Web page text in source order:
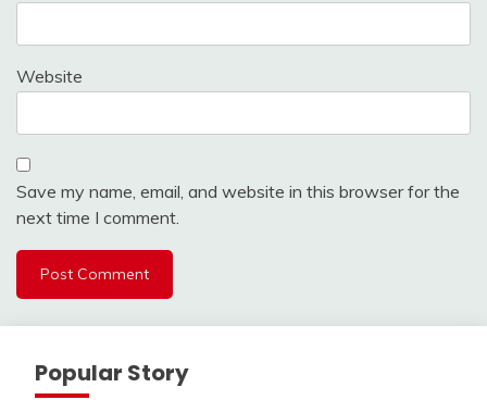
Website
Save my name, email, and website in this browser for the
next time I comment.
Popular Story